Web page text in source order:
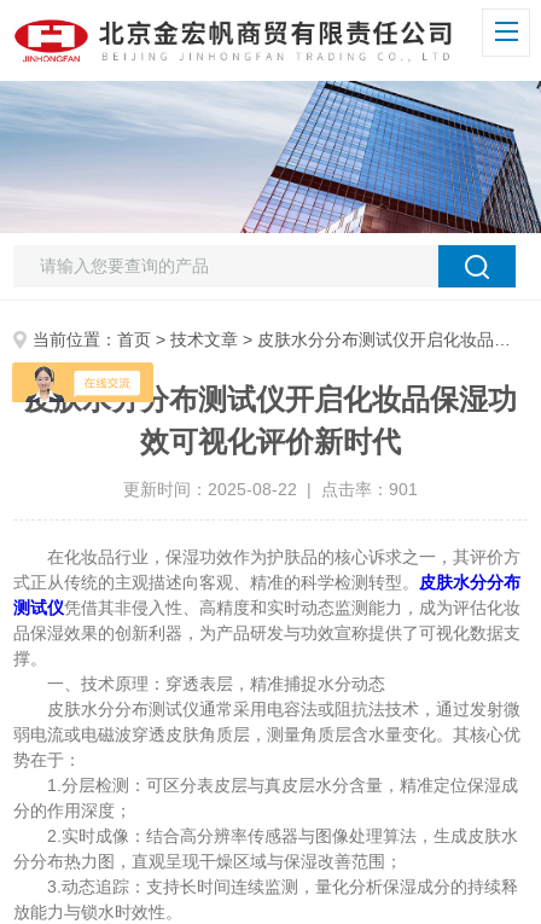
当前位置：首页 >技术文章 > 皮肤水分分布测试仪开启化妆品保湿功效可视化评价新时代
皮肤水分分布测试仪开启化妆品保湿功
效可视化评价新时代
更新时间：2025-08-22 | 点击率：901
在化妆品行业，保湿功效作为护肤品的核心诉求之一，其评价方
式正从传统的主观描述向客观、精准的科学检测转型。 皮肤水分分布
测试仪凭借其非侵入性、高精度和实时动态监测能力，成为评估化妆
品保湿效果的创新利器，为产品研发与功效宣称提供了可视化数据支
撑。
一、技术原理：穿透表层，精准捕捉水分动态
皮肤水分分布测试仪通常采用电容法或阻抗法技术，通过发射微
弱电流或电磁波穿透皮肤角质层，测量角质层含水量变化。其核心优
势在于：
1.分层检测：可区分表皮层与真皮层水分含量，精准定位保湿成
分的作用深度；
2.实时成像：结合高分辨率传感器与图像处理算法，生成皮肤水
分分布热力图，直观呈现干燥区域与保湿改善范围；
3.动态追踪：支持长时间连续监测，量化分析保湿成分的持续释
放能力与锁水时效性。